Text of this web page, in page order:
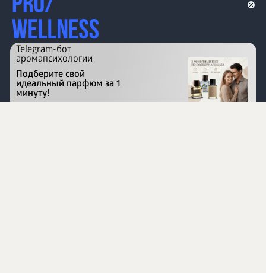
Перейти на сайт
Telegram-бот
аромапсихологии
Подберите свой
идеальный парфюм за 1
минуту!